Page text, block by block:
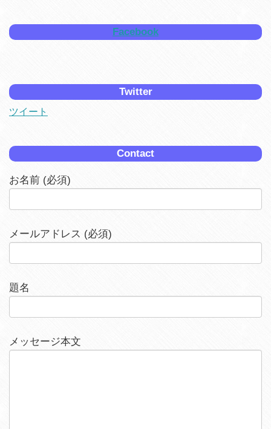
Facebook
Twitter
ツイート
Contact
お名前 (必須)
メールアドレス (必須)
題名
メッセージ本文